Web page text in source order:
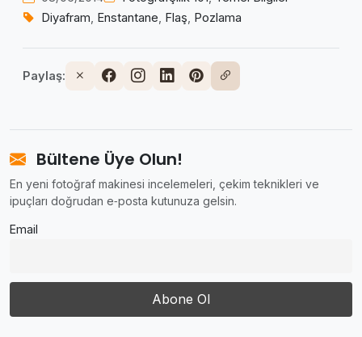
Diyafram, Enstantane, Flaş, Pozlama
Paylaş:
Bültene Üye Olun!
En yeni fotoğraf makinesi incelemeleri, çekim teknikleri ve
ipuçları doğrudan e‑posta kutunuza gelsin.
Email